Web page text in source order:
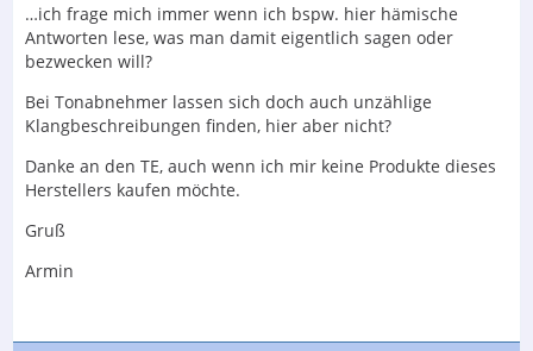
…ich frage mich immer wenn ich bspw. hier hämische
Antworten lese, was man damit eigentlich sagen oder
bezwecken will?
Bei Tonabnehmer lassen sich doch auch unzählige
Klangbeschreibungen finden, hier aber nicht?
Danke an den TE, auch wenn ich mir keine Produkte dieses
Herstellers kaufen möchte.
Gruß
Armin